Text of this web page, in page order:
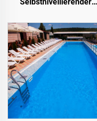
gewerbliche,
und hochwertige
Wohnprojekte